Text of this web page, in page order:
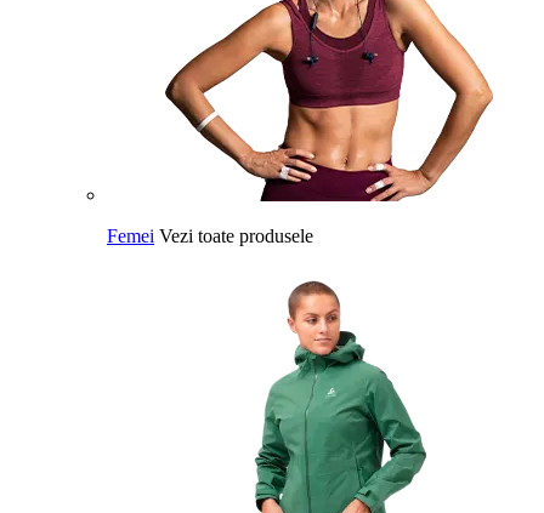
Femei Vezi toate produsele